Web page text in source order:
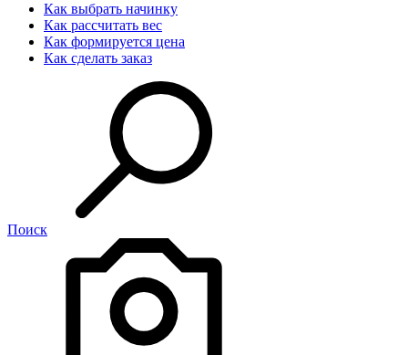
Как выбрать начинку
Как рассчитать вес
Как формируется цена
Как сделать заказ
Поиск